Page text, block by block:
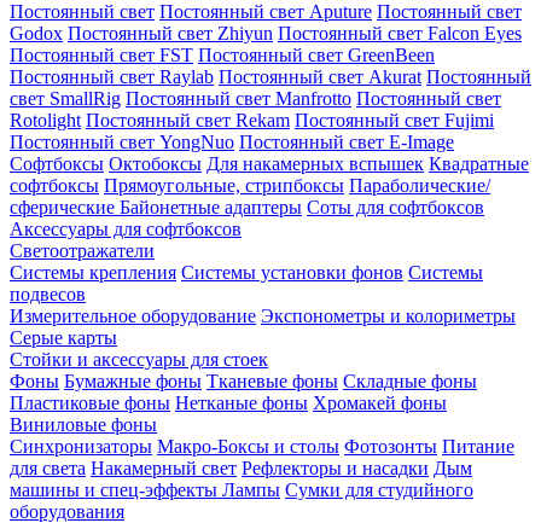
Постоянный свет Постоянный свет Aputure Постоянный свет
Godox Постоянный свет Zhiyun Постоянный свет Falcon Eyes
Постоянный свет FST Постоянный свет GreenBeen
Постоянный свет Raylab Постоянный свет Akurat Постоянный
свет SmallRig Постоянный свет Manfrotto Постоянный свет
Rotolight Постоянный свет Rekam Постоянный свет Fujimi
Постоянный свет YongNuo Постоянный свет E-Image
Софтбоксы Октобоксы Для накамерных вспышек Квадратные
софтбоксы Прямоугольные, стрипбоксы Параболические/
сферические Байонетныe адаптеры Соты для софтбоксов
Аксессуары для софтбоксов
Светоотражатели
Системы крепления Системы установки фонов Системы
подвесов
Измерительное оборудование Экспонометры и колориметры
Серые карты
Стойки и аксессуары для стоек
Фоны Бумажные фоны Тканевые фоны Складные фоны
Пластиковые фоны Нетканые фоны Хромакей фоны
Виниловые фоны
Синхронизаторы Макро-Боксы и столы Фотозонты Питание
для света Накамерный свет Рефлекторы и насадки Дым
машины и спец-эффекты Лампы Сумки для студийного
оборудования